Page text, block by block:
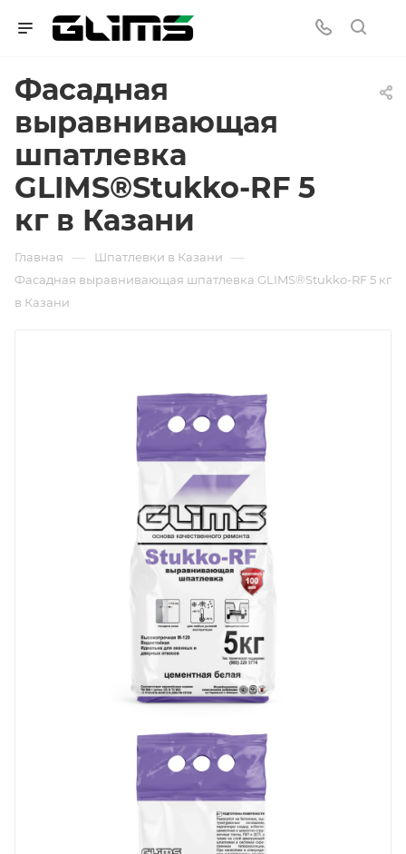
Фасадная
выравнивающая
шпатлевка
GLIMS®Stukko-RF 5
кг в Казани
Главная — Шпатлевки в Казани —
Фасадная выравнивающая шпатлевка GLIMS®Stukko-RF 5 кг
в Казани